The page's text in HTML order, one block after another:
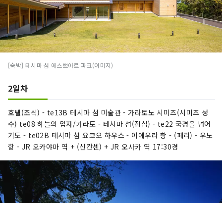
[숙박] 테시마 섬 에스쁘아르 파크(이미지)
2일차
호텔(조식) - te13B 테시마 섬 미술관 - 가라토노 시미즈(시미즈 성
수) te08 하늘의 입자/가라토 - 테시마 섬(점심) - te22 국경을 넘어
기도 - te02B 테시마 섬 요코오 하우스 - 이에우라 항 - (페리) - 우노
항 - JR 오카야마 역 + (신칸센) + JR 오사카 역 17:30경